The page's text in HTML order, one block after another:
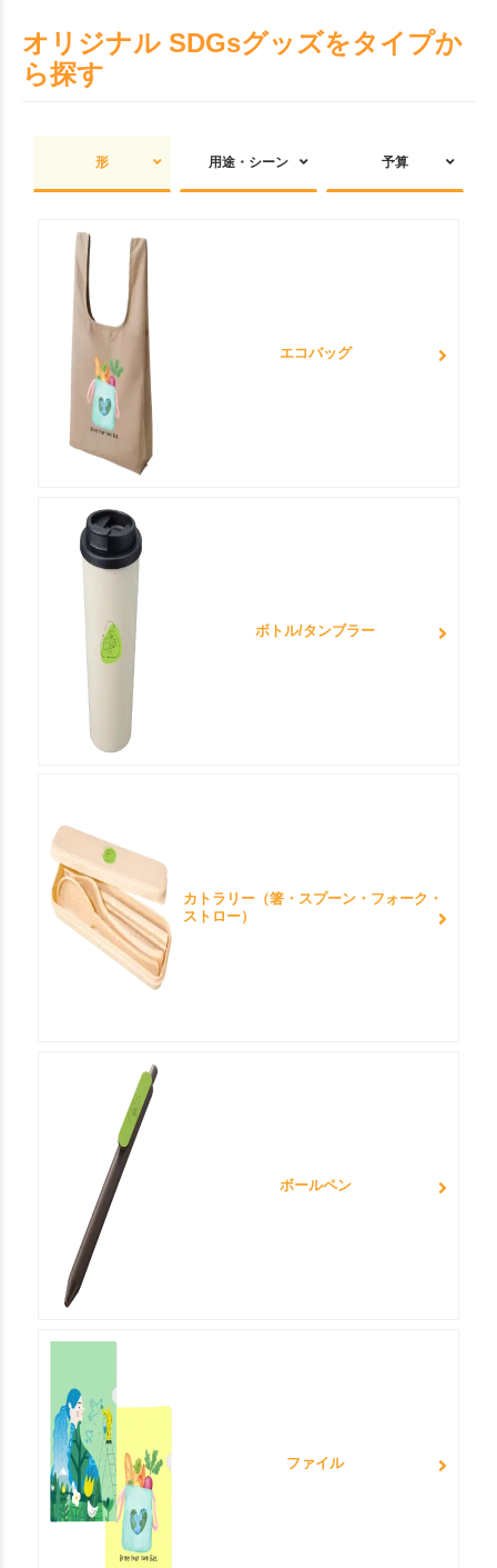
オリジナル SDGsグッズをタイプか
ら探す
形 用途・シーン 予算
エコバッグ
ボトル/タンブラー
カトラリー（箸・スプーン・フォーク・
ストロー）
ボールペン
ファイル